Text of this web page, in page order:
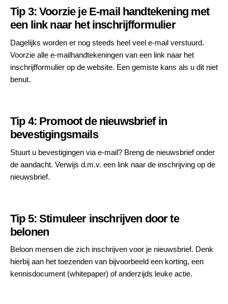
Tip 3: Voorzie je E-mail handtekening met
een link naar het inschrijfformulier
Dagelijks worden er nog steeds heel veel e-mail verstuurd.
Voorzie alle e-mailhandtekeningen van een link naar het
inschrijfformulier op de website. Een gemiste kans als u dit niet
benut.
Tip 4: Promoot de nieuwsbrief in
bevestigingsmails
Stuurt u bevestigingen via e-mail? Breng de nieuwsbrief onder
de aandacht. Verwijs d.m.v. een link naar de inschrijving op de
nieuwsbrief.
Tip 5: Stimuleer inschrijven door te
belonen
Beloon mensen die zich inschrijven voor je nieuwsbrief. Denk
hierbij aan het toezenden van bijvoorbeeld een korting, een
kennisdocument (whitepaper) of anderzijds leuke actie.